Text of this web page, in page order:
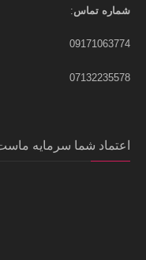
شماره تماس:
09171063774
07132235578
اعتماد شما سرمایه